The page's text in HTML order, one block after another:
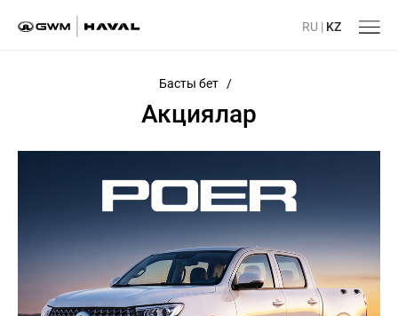
RU | KZ
Басты бет /
Акциялар